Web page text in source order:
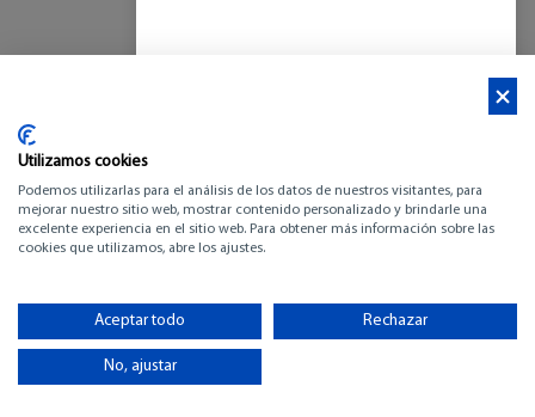
BENETEAU FIRST 53
BROSCHÜRE ANZEIGEN (pdf)
Utilizamos cookies
Podemos utilizarlas para el análisis de los datos de nuestros visitantes, para
mejorar nuestro sitio web, mostrar contenido personalizado y brindarle una
excelente experiencia en el sitio web. Para obtener más información sobre las
cookies que utilizamos, abre los ajustes.
Aceptar todo Rechazar
No, ajustar